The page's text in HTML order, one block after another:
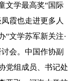
学最高奖“国际
霞也走进更多人
“文学苏军新关注·
会。中国作协副
党组成员、书记处